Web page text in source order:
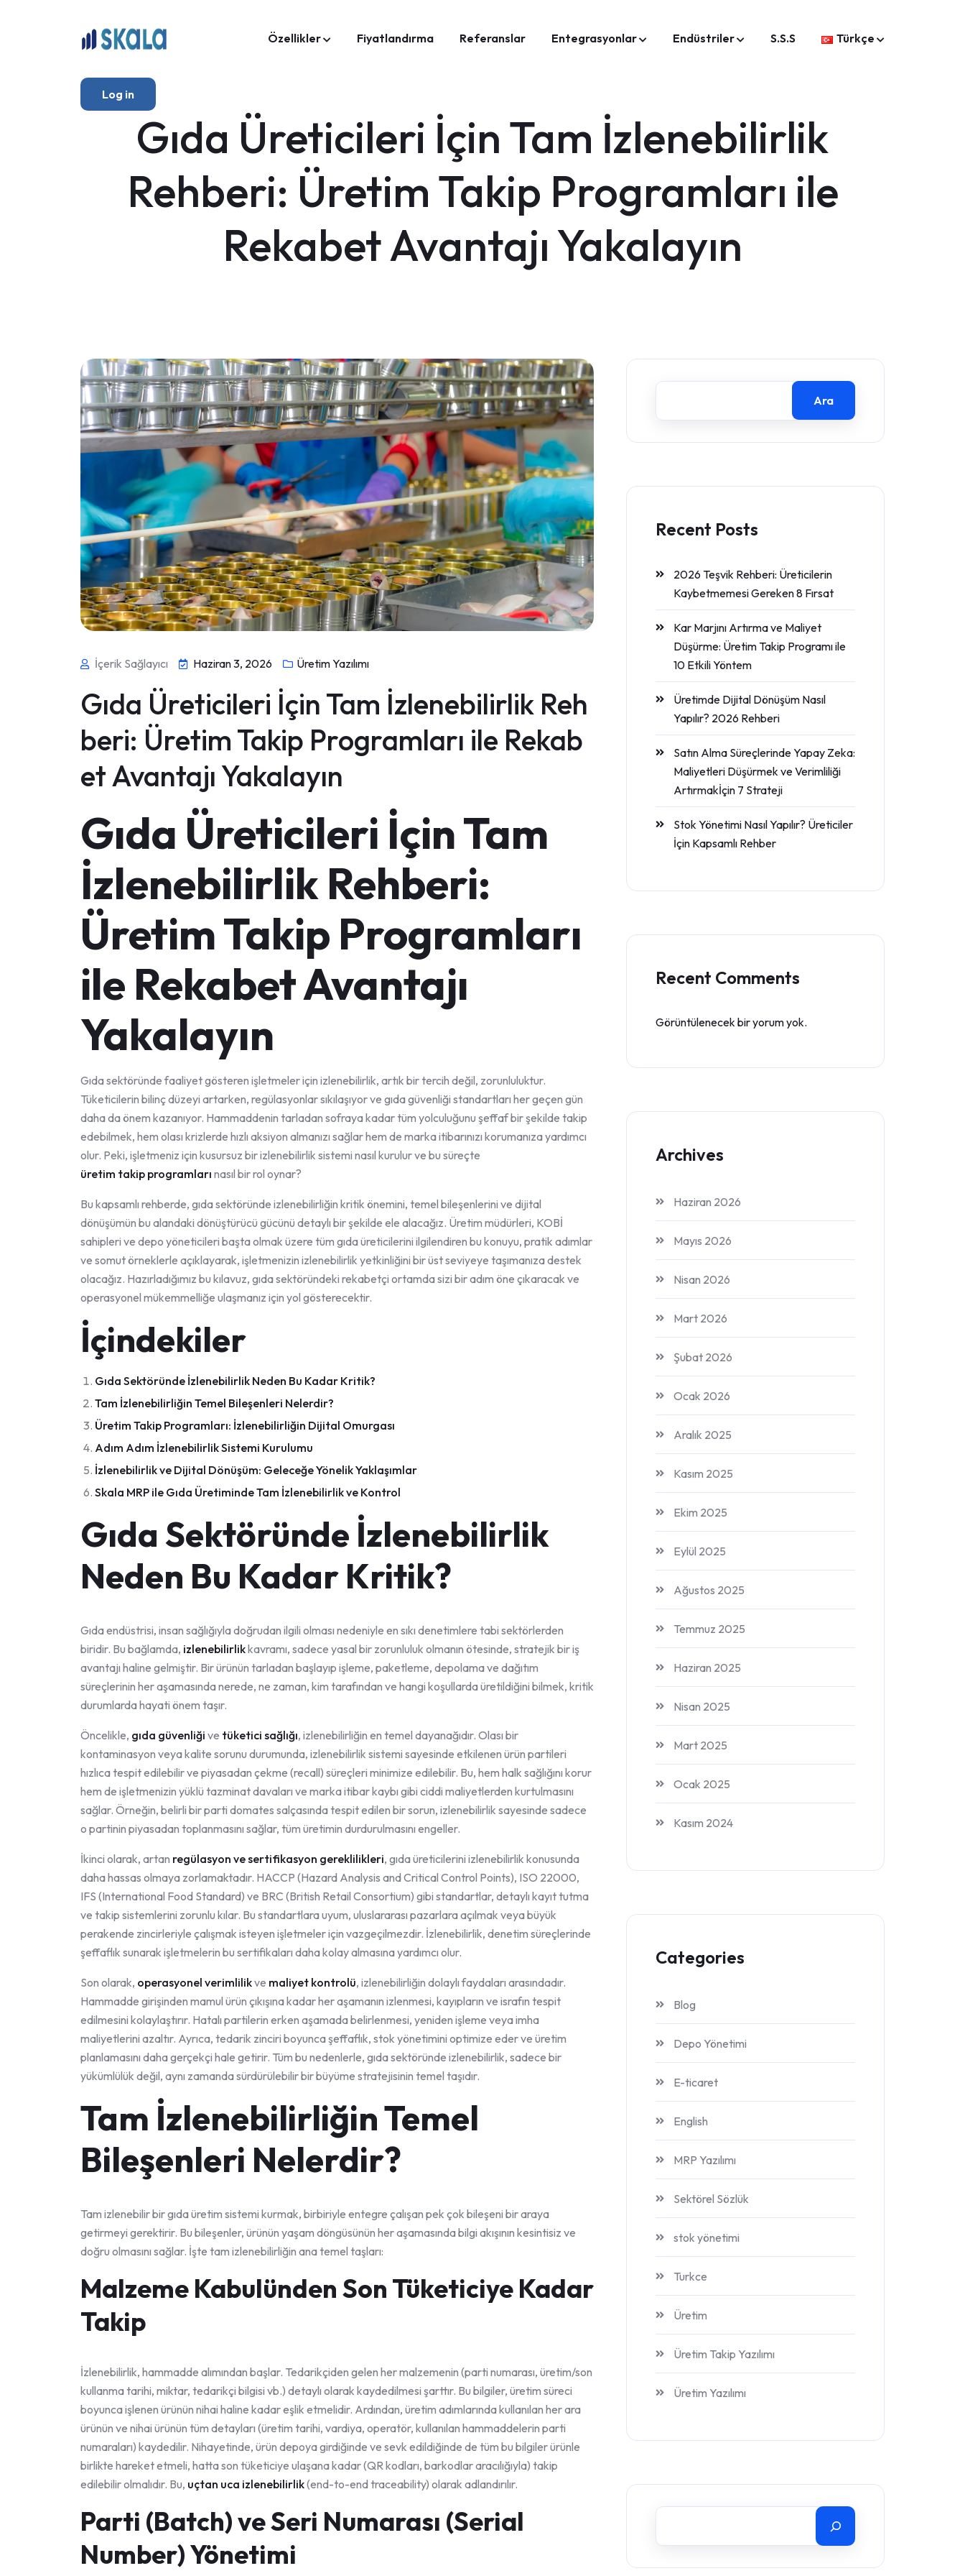
Özellikler Fiyatlandırma Referanslar Entegrasyonlar Endüstriler S.S.S Türkçe
Log in
Gıda Üreticileri İçin Tam İzlenebilirlik
Rehberi: Üretim Takip Programları ile
Rekabet Avantajı Yakalayın
İçerik Sağlayıcı Haziran 3, 2026 Üretim Yazılımı
Gıda Üreticileri İçin Tam İzlenebilirlik Reh
beri: Üretim Takip Programları ile Rekab
et Avantajı Yakalayın
Gıda Üreticileri İçin Tam
İzlenebilirlik Rehberi:
Üretim Takip Programları
ile Rekabet Avantajı
Yakalayın
Gıda sektöründe faaliyet gösteren işletmeler için izlenebilirlik, artık bir tercih değil, zorunluluktur.
Tüketicilerin bilinç düzeyi artarken, regülasyonlar sıkılaşıyor ve gıda güvenliği standartları her geçen gün
daha da önem kazanıyor. Hammaddenin tarladan sofraya kadar tüm yolculuğunu şeffaf bir şekilde takip
edebilmek, hem olası krizlerde hızlı aksiyon almanızı sağlar hem de marka itibarınızı korumanıza yardımcı
olur. Peki, işletmeniz için kusursuz bir izlenebilirlik sistemi nasıl kurulur ve bu süreçte
üretim takip programları nasıl bir rol oynar?
Bu kapsamlı rehberde, gıda sektöründe izlenebilirliğin kritik önemini, temel bileşenlerini ve dijital
dönüşümün bu alandaki dönüştürücü gücünü detaylı bir şekilde ele alacağız. Üretim müdürleri, KOBİ
sahipleri ve depo yöneticileri başta olmak üzere tüm gıda üreticilerini ilgilendiren bu konuyu, pratik adımlar
ve somut örneklerle açıklayarak, işletmenizin izlenebilirlik yetkinliğini bir üst seviyeye taşımanıza destek
olacağız. Hazırladığımız bu kılavuz, gıda sektöründeki rekabetçi ortamda sizi bir adım öne çıkaracak ve
operasyonel mükemmelliğe ulaşmanız için yol gösterecektir.
İçindekiler
Gıda Sektöründe İzlenebilirlik Neden Bu Kadar Kritik?
Tam İzlenebilirliğin Temel Bileşenleri Nelerdir?
Üretim Takip Programları: İzlenebilirliğin Dijital Omurgası
Adım Adım İzlenebilirlik Sistemi Kurulumu
İzlenebilirlik ve Dijital Dönüşüm: Geleceğe Yönelik Yaklaşımlar
Skala MRP ile Gıda Üretiminde Tam İzlenebilirlik ve Kontrol
Gıda Sektöründe İzlenebilirlik
Neden Bu Kadar Kritik?
Gıda endüstrisi, insan sağlığıyla doğrudan ilgili olması nedeniyle en sıkı denetimlere tabi sektörlerden
biridir. Bu bağlamda, izlenebilirlikkavramı, sadece yasal bir zorunluluk olmanın ötesinde, stratejik bir iş
avantajı haline gelmiştir. Bir ürünün tarladan başlayıp işleme, paketleme, depolama ve dağıtım
süreçlerinin her aşamasında nerede, ne zaman, kim tarafından ve hangi koşullarda üretildiğini bilmek, kritik
durumlarda hayati önem taşır.
Öncelikle, gıda güvenliği ve tüketici sağlığı, izlenebilirliğin en temel dayanağıdır. Olası bir
kontaminasyon veya kalite sorunu durumunda, izlenebilirlik sistemi sayesinde etkilenen ürün partileri
hızlıca tespit edilebilir ve piyasadan çekme (recall) süreçleri minimize edilebilir. Bu, hem halk sağlığını korur
hem de işletmenizin yüklü tazminat davaları ve marka itibar kaybı gibi ciddi maliyetlerden kurtulmasını
sağlar. Örneğin, belirli bir parti domates salçasında tespit edilen bir sorun, izlenebilirlik sayesinde sadece
o partinin piyasadan toplanmasını sağlar, tüm üretimin durdurulmasını engeller.
İkinci olarak, artan regülasyon ve sertifikasyon gereklilikleri, gıda üreticilerini izlenebilirlik konusunda
daha hassas olmaya zorlamaktadır. HACCP (Hazard Analysis and Critical Control Points), ISO 22000,
IFS (International Food Standard) ve BRC (British Retail Consortium) gibi standartlar, detaylı kayıt tutma
ve takip sistemlerini zorunlu kılar. Bu standartlara uyum, uluslararası pazarlara açılmak veya büyük
perakende zincirleriyle çalışmak isteyen işletmeler için vazgeçilmezdir. İzlenebilirlik, denetim süreçlerinde
şeffaflık sunarak işletmelerin bu sertifikaları daha kolay almasına yardımcı olur.
Son olarak, operasyonel verimlilikve maliyet kontrolü, izlenebilirliğin dolaylı faydaları arasındadır.
Hammadde girişinden mamul ürün çıkışına kadar her aşamanın izlenmesi, kayıpların ve israfın tespit
edilmesini kolaylaştırır. Hatalı partilerin erken aşamada belirlenmesi, yeniden işleme veya imha
maliyetlerini azaltır. Ayrıca, tedarik zinciri boyunca şeffaflık, stok yönetimini optimize eder ve üretim
planlamasını daha gerçekçi hale getirir. Tüm bu nedenlerle, gıda sektöründe izlenebilirlik, sadece bir
yükümlülük değil, aynı zamanda sürdürülebilir bir büyüme stratejisinin temel taşıdır.
Tam İzlenebilirliğin Temel
Bileşenleri Nelerdir?
Tam izlenebilir bir gıda üretim sistemi kurmak, birbiriyle entegre çalışan pek çok bileşeni bir araya
getirmeyi gerektirir. Bu bileşenler, ürünün yaşam döngüsünün her aşamasında bilgi akışının kesintisiz ve
doğru olmasını sağlar. İşte tam izlenebilirliğin ana temel taşları:
Malzeme Kabulünden Son Tüketiciye Kadar
Takip
İzlenebilirlik, hammadde alımından başlar. Tedarikçiden gelen her malzemenin (parti numarası, üretim/son
kullanma tarihi, miktar, tedarikçi bilgisi vb.) detaylı olarak kaydedilmesi şarttır. Bu bilgiler, üretim süreci
boyunca işlenen ürünün nihai haline kadar eşlik etmelidir. Ardından, üretim adımlarında kullanılan her ara
ürünün ve nihai ürünün tüm detayları (üretim tarihi, vardiya, operatör, kullanılan hammaddelerin parti
numaraları) kaydedilir. Nihayetinde, ürün depoya girdiğinde ve sevk edildiğinde de tüm bu bilgiler ürünle
birlikte hareket etmeli, hatta son tüketiciye ulaşana kadar (QR kodları, barkodlar aracılığıyla) takip
edilebilir olmalıdır. Bu, uçtan uca izlenebilirlik(end-to-end traceability) olarak adlandırılır.
Parti (Batch) ve Seri Numarası (Serial
Number) Yönetimi
Ara
Recent Posts
2026 Teşvik Rehberi: Üreticilerin
Kaybetmemesi Gereken 8 Fırsat
Kar Marjını Artırma ve Maliyet
Düşürme: Üretim Takip Programı ile
10 Etkili Yöntem
Üretimde Dijital Dönüşüm Nasıl
Yapılır? 2026 Rehberi
Satın Alma Süreçlerinde Yapay Zeka:
Maliyetleri Düşürmek ve Verimliliği
Artırmakİçin 7 Strateji
Stok Yönetimi Nasıl Yapılır? Üreticiler
İçin Kapsamlı Rehber
Recent Comments
Görüntülenecek bir yorum yok.
Archives
Haziran 2026
Mayıs 2026
Nisan 2026
Mart 2026
Şubat 2026
Ocak 2026
Aralık 2025
Kasım 2025
Ekim 2025
Eylül 2025
Ağustos 2025
Temmuz 2025
Haziran 2025
Nisan 2025
Mart 2025
Ocak 2025
Kasım 2024
Categories
Blog
Depo Yönetimi
E-ticaret
English
MRP Yazılımı
Sektörel Sözlük
stok yönetimi
Turkce
Üretim
Üretim Takip Yazılımı
Üretim Yazılımı